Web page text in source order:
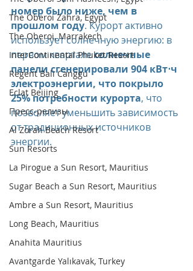
The Oberoi Zahra, Egypt
The Oberoi, Marrakech
InterContinental Phuket Resort
Regent Bali Canggu
Eclat Beijing
Пресс-релизы
Al Zorah Beach Resort
Sun Resorts
La Pirogue a Sun Resort, Mauritius
Sugar Beach a Sun Resort, Mauritius
Ambre a Sun Resort, Mauritius
Long Beach, Mauritius
Anahita Mauritius
Avantgarde Yalıkavak, Turkey
номер было ниже, чем в
прошлом году. Курорт активно
использует солнечную энергию: в
первом квартале солнечные
панели сгенерировали 904 кВт⋅ч
электроэнергии, что покрыло
25% потребности курорта, что
позволяет уменьшить зависимость
от традиционных источников
энергии.